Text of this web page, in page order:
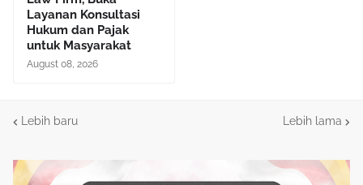
Layanan Konsultasi
Hukum dan Pajak
untuk Masyarakat
August 08, 2026
Lebih baru Lebih lama